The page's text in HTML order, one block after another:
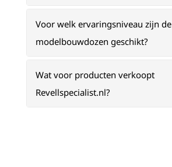
Voor welk ervaringsniveau zijn de
modelbouwdozen geschikt?
Wat voor producten verkoopt
Revellspecialist.nl?